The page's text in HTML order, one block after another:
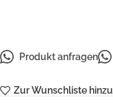
Produkt anfragen
Zur Wunschliste